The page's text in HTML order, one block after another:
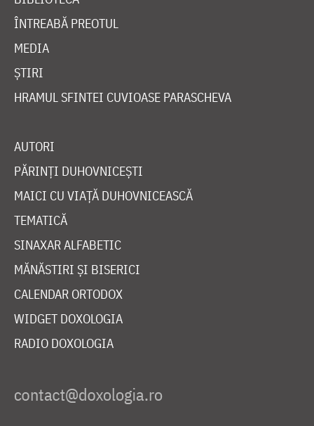
ÎNTREABĂ PREOTUL
MEDIA
ȘTIRI
HRAMUL SFINTEI CUVIOASE PARASCHEVA
AUTORI
PĂRINȚI DUHOVNICEȘTI
MAICI CU VIAȚĂ DUHOVNICEASCĂ
TEMATICĂ
SINAXAR ALFABETIC
MĂNĂSTIRI ȘI BISERICI
CALENDAR ORTODOX
WIDGET DOXOLOGIA
RADIO DOXOLOGIA